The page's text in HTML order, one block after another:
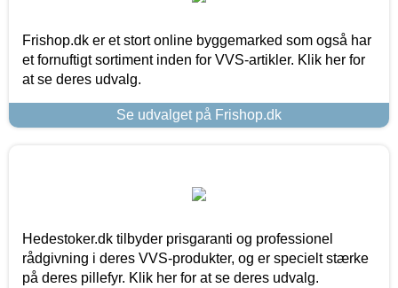
Frishop.dk er et stort online byggemarked som også har
et fornuftigt sortiment inden for VVS-artikler. Klik her for
at se deres udvalg.
Se udvalget på Frishop.dk
Hedestoker.dk tilbyder prisgaranti og professionel
rådgivning i deres VVS-produkter, og er specielt stærke
på deres pillefyr. Klik her for at se deres udvalg.